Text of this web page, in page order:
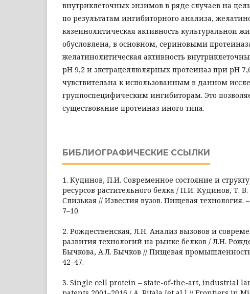
внутриклеточных энзимов в ряде случаев на
по результатам ингибиторного анализа,
казеинолитическая активность культуральной
обусловлена, в основном, сериновыми
желатинолитическая активность
рН 9,2 и экстрацеллюлярных протеиназ при рН
чувствительна к использованным в данном
группоспецифическим ингибиторам. Это
существование протеиназ иного типа.
БИБЛИОГРАФИЧЕСКИЕ ССЫЛКИ
1. Кудинов, П.И. Современное состояние и
ресурсов растительного белка / П.И. Кудинов, Т.
Слизькая // Известия вузов. Пищевая технология.
7–10.
2. Рождественская, Л.Н. Анализ вызовов и
развития технологий на рынке белков / Л.Н.
Бычкова, А.Л. Бычков // Пищевая
42–47.
3. Single cell protein – state-of-the-art, industrial